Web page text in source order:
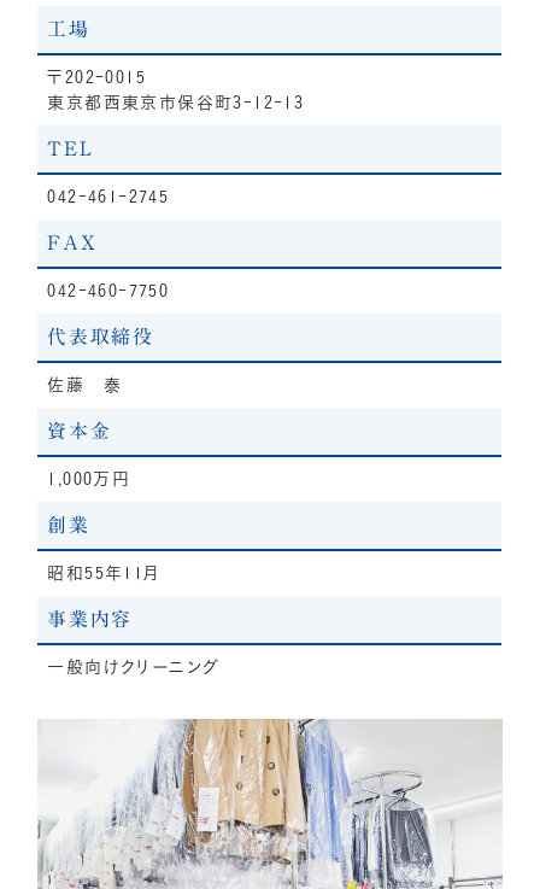
工場
〒202-0015
東京都西東京市保谷町3-12-13
TEL
042-461-2745
FAX
042-460-7750
代表取締役
佐藤 泰
資本金
1,000万円
創業
昭和55年11月
事業内容
一般向けクリーニング